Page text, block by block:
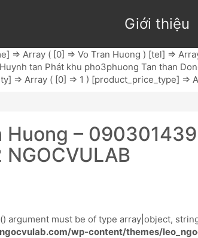
Giới thiệu
=> Array ( [0] => Vo Tran Huong ) [tel] =>
tan Phát khu pho3phuong Tan than
=> Array ( [0] => 1 ) [product_price_type] =>
Huong –
NGOCVULAB
argument must be of type array|object,
wp-content/themes/